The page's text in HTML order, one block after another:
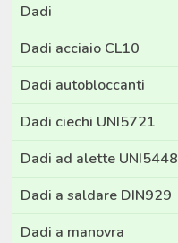
Dadi
Dadi acciaio CL10
Dadi autobloccanti
Dadi ciechi UNI5721
Dadi ad alette UNI5448
Dadi a saldare DIN929
Dadi a manovra